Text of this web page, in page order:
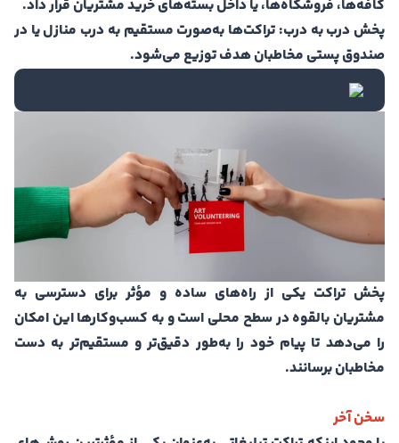
کافه‌ها، فروشگاه‌ها، یا داخل بسته‌های خرید مشتریان قرار داد.
پخش درب به درب: تراکت‌ها به‌صورت مستقیم به درب منازل یا در
صندوق پستی مخاطبان هدف توزیع می‌شود.
پخش تراکت یکی از راه‌های ساده و مؤثر برای دسترسی به
مشتریان بالقوه در سطح محلی است و به کسب‌وکارها این امکان
را می‌دهد تا پیام خود را به‌طور دقیق‌تر و مستقیم‌تر به دست
مخاطبان برسانند.
سخن آخر